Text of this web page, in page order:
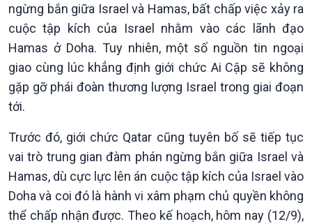
Nam
Xã hội
Tin Đời sống & Xã hội
Khoa học & Công nghệ
Tin Khoa học & Công nghệ
ngừng bắn giữa Israel và Hamas, bất chấp việc xảy ra
cuộc tập kích của Israel nhằm vào các lãnh đạo
Hamas ở Doha. Tuy nhiên, một số nguồn tin ngoại
giao cùng lúc khẳng định giới chức Ai Cập sẽ không
gặp gỡ phái đoàn thương lượng Israel trong giai đoạn
tới.
Trước đó, giới chức Qatar cũng tuyên bố sẽ tiếp tục
vai trò trung gian đàm phán ngừng bắn giữa Israel và
Hamas, dù cực lực lên án cuộc tập kích của Israel vào
Doha và coi đó là hành vi xâm phạm chủ quyền không
thể chấp nhận được. Theo kế hoạch, hôm nay (12/9),